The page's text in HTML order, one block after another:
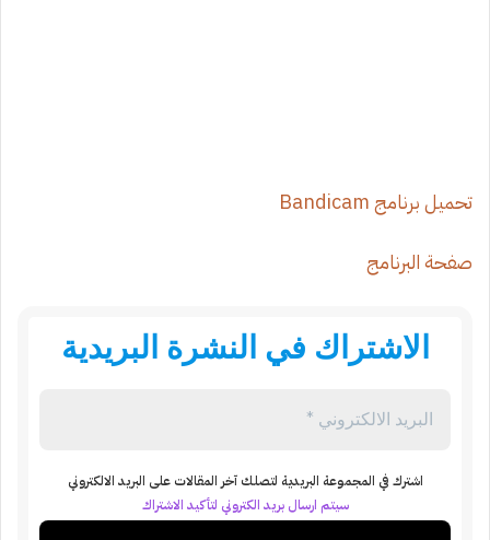
تحميل برنامج Bandicam
صفحة البرنامج
الاشتراك في النشرة البريدية
اشترك في المجموعة البريدية لتصلك آخر المقالات على البريد الالكتروني
سيتم ارسال بريد الكتروني لتأكيد الاشتراك